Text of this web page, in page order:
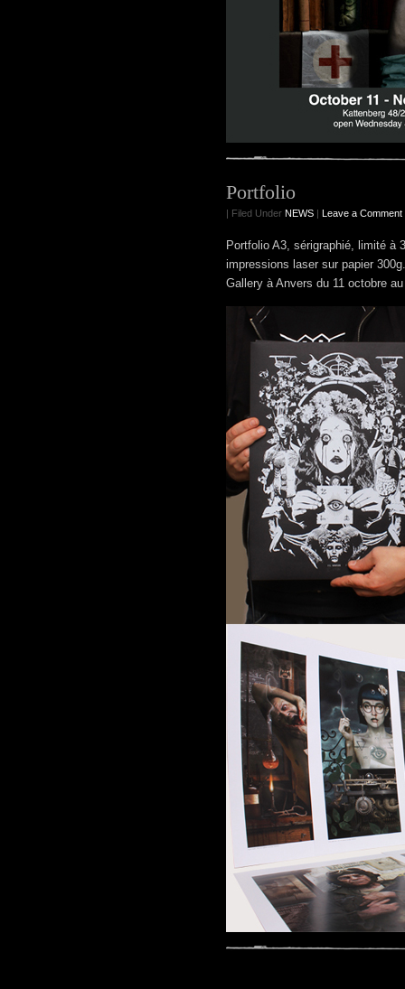
Portfolio
| Filed Under NEWS | Leave a Comment
Portfolio A3, sérigraphié, limité à
impressions laser sur papier
Gallery à Anvers du 11 octobre